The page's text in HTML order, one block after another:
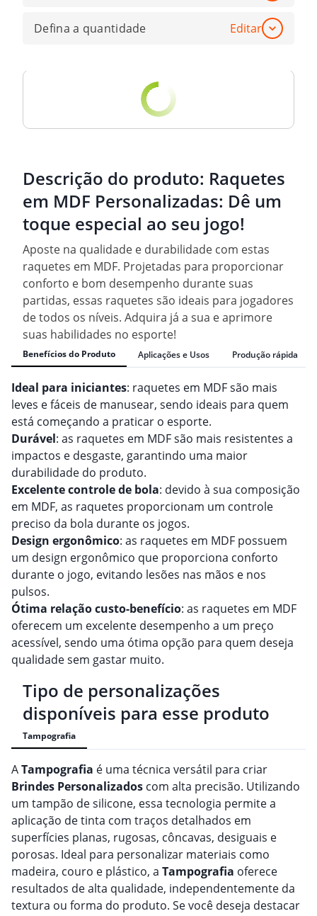
Defina a quantidade Editar
Descrição do produto: Raquetes
em MDF Personalizadas: Dê um
toque especial ao seu jogo!
Aposte na qualidade e durabilidade com estas
raquetes em MDF. Projetadas para proporcionar
conforto e bom desempenho durante suas
partidas, essas raquetes são ideais para jogadores
de todos os níveis. Adquira já a sua e aprimore
suas habilidades no esporte!
Benefícios do Produto Aplicações e Usos Produção rápida
Ideal para iniciantes: raquetes em MDF são mais
leves e fáceis de manusear, sendo ideais para quem
está começando a praticar o esporte.
Durável: as raquetes em MDF são mais resistentes a
impactos e desgaste, garantindo uma maior
durabilidade do produto.
Excelente controle de bola: devido à sua composição
em MDF, as raquetes proporcionam um controle
preciso da bola durante os jogos.
Design ergonômico: as raquetes em MDF possuem
um design ergonômico que proporciona conforto
durante o jogo, evitando lesões nas mãos e nos
pulsos.
Ótima relação custo-benefício: as raquetes em MDF
oferecem um excelente desempenho a um preço
acessível, sendo uma ótima opção para quem deseja
qualidade sem gastar muito.
Tipo de personalizações
disponíveis para esse produto
Tampografia
ATampografia é uma técnica versátil para criar
Brindes Personalizados com alta precisão. Utilizando
um tampão de silicone, essa tecnologia permite a
aplicação de tinta com traços detalhados em
superfícies planas, rugosas, côncavas, desiguais e
porosas. Ideal para personalizar materiais como
madeira, couro e plástico, a Tampografia oferece
resultados de alta qualidade, independentemente da
textura ou forma do produto. Se você deseja destacar